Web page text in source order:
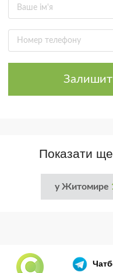
Показати ще
у Житомире